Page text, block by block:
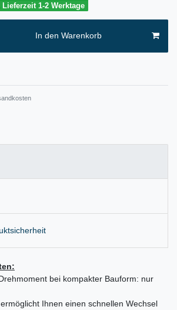
1-2 Werktage
In den Warenkorb
bei kompakter Bauform: nur
Ihnen einen schnellen Wechsel